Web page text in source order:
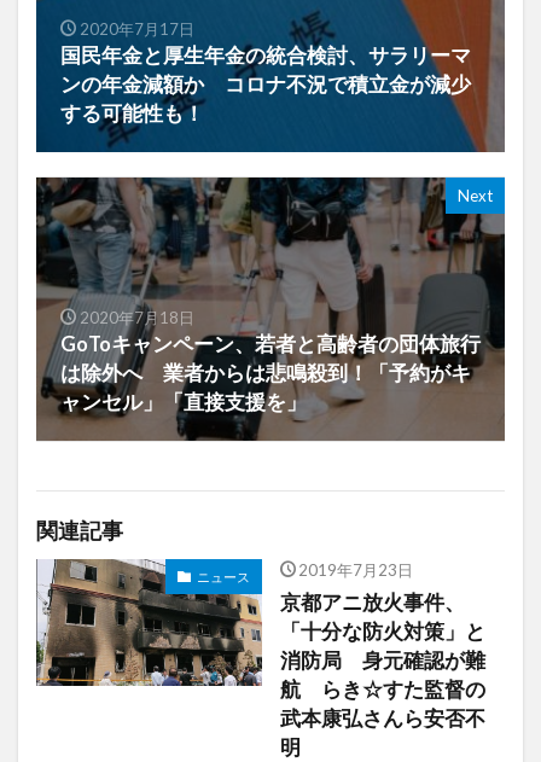
2020年7月17日
国民年金と厚生年金の統合検討、サラリーマ
ンの年金減額か コロナ不況で積立金が減少
する可能性も！
Next
2020年7月18日
GoToキャンペーン、若者と高齢者の団体旅行
は除外へ 業者からは悲鳴殺到！「予約がキ
ャンセル」「直接支援を」
関連記事
ニュース 2019年7月23日
京都アニ放火事件、
「十分な防火対策」と
消防局 身元確認が難
航 らき☆すた監督の
武本康弘さんら安否不
明